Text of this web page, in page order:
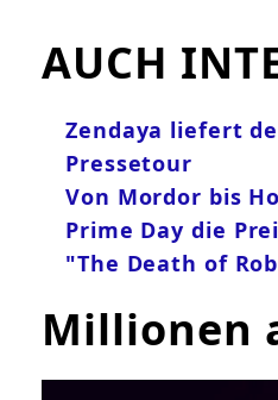
AUCH
Zendaya liefert
Pressetour
Von Mordor bis
Prime Day die
"The Death of
Millionen